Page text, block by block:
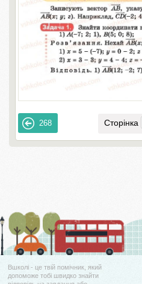
268 Сторінка
Вшколі - це твій помічник, який
допоможе тобі швидко знайти